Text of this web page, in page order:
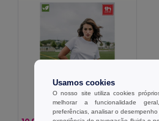
Usamos cookies
O nosso site utiliza cookies
melhorar a funcionalidade
preferências, analisar o